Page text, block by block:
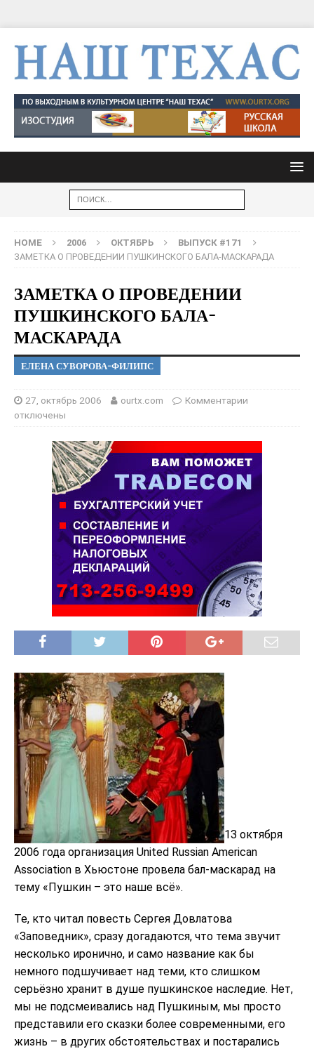
HOME 2006 ОКТЯБРЬ
ВЫПУСК #171
ЗАМЕТКА О ПРОВЕДЕНИИ ПУШКИНСКОГО БАЛА-МАСКАРАДА
ЗАМЕТКА О ПРОВЕДЕНИИ
ПУШКИНСКОГО БАЛА-
МАСКАРАДА
ЕЛЕНА СУВОРОВА-ФИЛИПС
27, октябрь 2006 ourtx.com
Комментарии
отключены
13 октября
2006 года организация United Russian American
Association в Хьюстоне провела бал-маскарад на
тему «Пушкин – это наше всё».
Те, кто читал повесть Сергея Довлатова
«Заповедник», сразу догадаются, что тема звучит
несколько иронично, и само название как бы
немного подшучивает над теми, кто слишком
серьёзно хранит в душе пушкинское наследие. Нет,
мы не подсмеивались над Пушкиным, мы просто
представили его сказки более современными, его
жизнь – в других обстоятельствах и постарались